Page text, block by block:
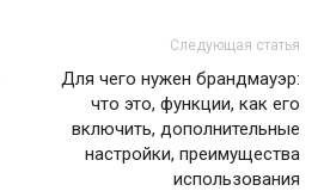
Следующая статья
Для чего нужен брандмауэр:
что это, функции, как его
включить, дополнительные
настройки, преимущества
использования